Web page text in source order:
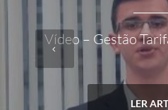
Vídeo – Gestão
LER